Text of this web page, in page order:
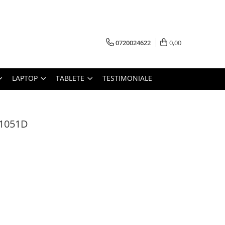
0720024622 0,00
LAPTOP TABLETE TESTIMONIALE